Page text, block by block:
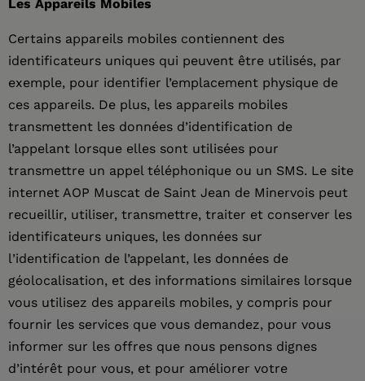
Les Appareils Mobiles
Certains appareils mobiles contiennent des
identificateurs uniques qui peuvent être utilisés, par
exemple, pour identifier l’emplacement physique de
ces appareils. De plus, les appareils mobiles
transmettent les données d’identification de
l’appelant lorsque elles sont utilisées pour
transmettre un appel téléphonique ou un SMS. Le site
internet AOP Muscat de Saint Jean de Minervois peut
recueillir, utiliser, transmettre, traiter et conserver les
identificateurs uniques, les données sur
l’identification de l’appelant, les données de
géolocalisation, et des informations similaires lorsque
vous utilisez des appareils mobiles, y compris pour
fournir les services que vous demandez, pour vous
informer sur les offres que nous pensons dignes
d’intérêt pour vous, et pour améliorer votre